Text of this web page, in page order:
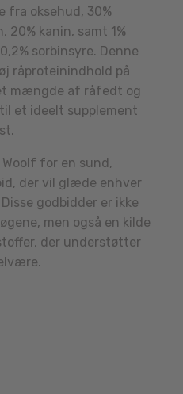
fra oksehud, 30%
20% kanin, samt 1%
sorbinsyre. Denne
råproteinindhold på
mængde af råfedt og
et ideelt supplement
for en sund,
der vil glæde enhver
godbidder er ikke
men også en kilde
der understøtter